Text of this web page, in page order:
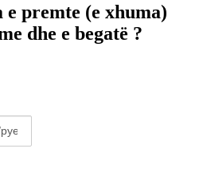
e premte (e xhuma)
dhe e begatë ?